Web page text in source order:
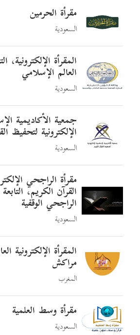
مقرأة الحرمين
السعودية
المقرأة الإلكترونية،
العالم الإسلامي
السعودية
جمعية الأكاديمية
الإلكترونية لتحفيظ
السعودية
مقرأة الراجحي
القرآن الكريم،
الراجحي الوقفية
السعودية
المقرأة الإلكترونية
مراكش
المغرب
مقرأة وسط العلمية
السعودية